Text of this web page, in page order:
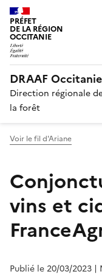
PRÉFET
DE LA RÉGION
OCCITANIE
DRAAF Occitanie
Direction régionale
la forêt
Voir le fil d'Ariane
vins et
Publié le 20/03/2023 |